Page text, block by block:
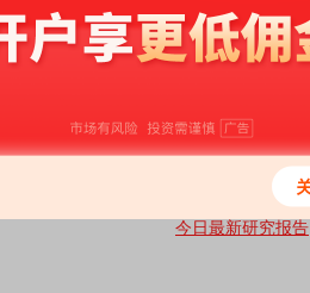
承用面积排序，排名前50的企业即为研
今日最新研究报告